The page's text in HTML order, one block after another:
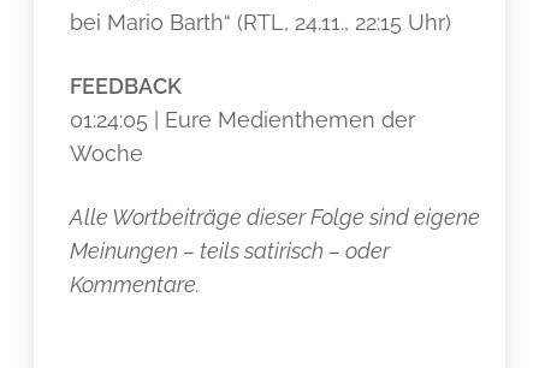
bei Mario Barth“ (RTL, 24.11., 22:15 Uhr)
FEEDBACK
01:24:05 | Eure Medienthemen der
Woche
Alle Wortbeiträge dieser Folge sind eigene
Meinungen – teils satirisch – oder
Kommentare.